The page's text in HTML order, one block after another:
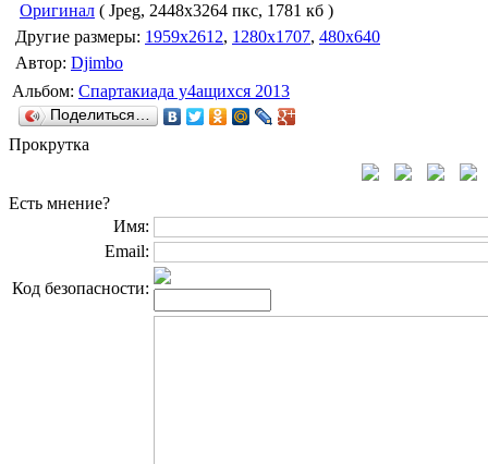
Оригинал ( Jpeg, 2448x3264 пкс, 1781 кб )
Другие размеры: 1959x2612, 1280x1707, 480x640
Автор: Djimbo
Альбом: Спартакиада у4ащихся 2013
Поделиться…
Прокрутка
Есть мнение?
Имя:
Email:
Код безопасности: